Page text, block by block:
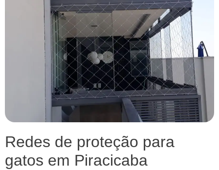
Redes de proteção para
gatos em Piracicaba